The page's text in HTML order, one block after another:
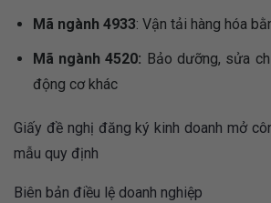
Mã ngành 4933: Vận tải hàng hóa
Mã ngành 4520: Bảo dưỡng, sửa
động cơ khác
Giấy đề nghị đăng ký kinh doanh mở
mẫu quy định
Biên bản điều lệ doanh nghiệp